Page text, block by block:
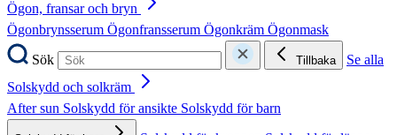
Ögon, fransar och bryn
Ögonbrynsserum Ögonfransserum Ögonkräm Ögonmask
Sök
Tillbaka
Se alla
Solskydd och solkräm
After sun Solskydd för ansikte Solskydd för barn